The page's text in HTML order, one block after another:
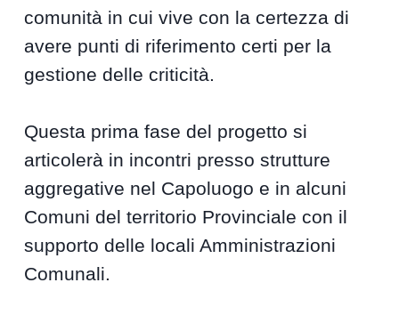
comunità in cui vive con la certezza di
avere punti di riferimento certi per la
gestione delle criticità.
Questa prima fase del progetto si
articolerà in incontri presso strutture
aggregative nel Capoluogo e in alcuni
Comuni del territorio Provinciale con il
supporto delle locali Amministrazioni
Comunali.